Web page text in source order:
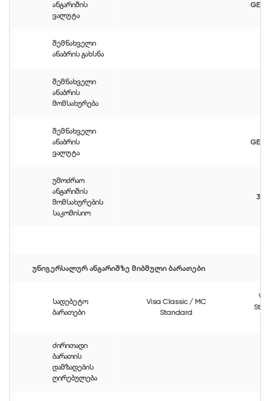
ანგარიშის
ვალუტა
GEL
შემნახველი
ანაბრის გახსნა
შემნახველი
ანაბრის
მომსახურება
შემნახველი
ანაბრის
ვალუტა
GEL
უმოძრაო
ანგარიშის
მომსახურების
საკომისიო
უნივერსალურ ანგარიშზე მიბმული ბარათები
სადებეტო
ბარათები
Visa Classic / MC
Standard
ძირითადი
ბარათის
დამზადების
ღირებულება